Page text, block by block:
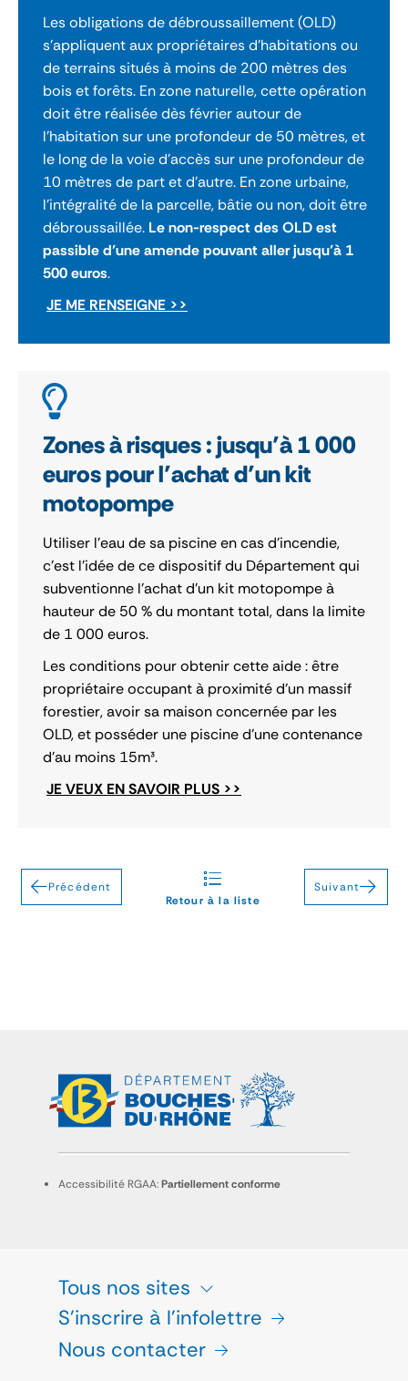
Les obligations de débroussaillement (OLD)
s'appliquent aux propriétaires d’habitations ou
de terrains situés à moins de 200 mètres des
bois et forêts. En zone naturelle, cette opération
doit être réalisée dès février autour de
l'habitation sur une profondeur de 50 mètres, et
le long de la voie d'accès sur une profondeur de
10 mètres de part et d'autre. En zone urbaine,
l'intégralité de la parcelle, bâtie ou non, doit être
débroussaillée. Le non-respect des OLD est
passible d’une amende pouvant aller jusqu’à 1
500 euros.
JE ME RENSEIGNE >>
Zones à risques : jusqu’à 1 000
euros pour l’achat d’un kit
motopompe
Utiliser l’eau de sa piscine en cas d’incendie,
c’est l’idée de ce dispositif du Département qui
subventionne l’achat d’un kit motopompe à
hauteur de 50 % du montant total, dans la limite
de 1 000 euros.
Les conditions pour obtenir cette aide : être
propriétaire occupant à proximité d’un massif
forestier, avoir sa maison concernée par les
OLD, et posséder une piscine d’une contenance
d’au moins 15m³.
JE VEUX EN SAVOIR PLUS >>
Précédent
Retour à la liste
Suivant
Accessibilité RGAA:Partiellement conforme
Tous nos sites
S'inscrire à l'infolettre
Nous contacter